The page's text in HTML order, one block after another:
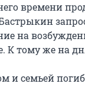
времени
на
К тому же на
и семьей